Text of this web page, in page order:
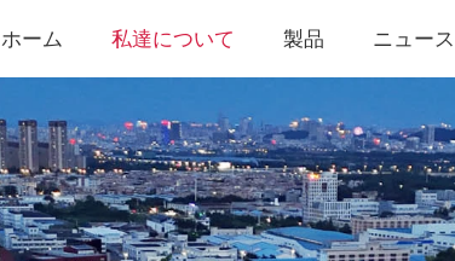
ホーム 私達について 製品 ニュース